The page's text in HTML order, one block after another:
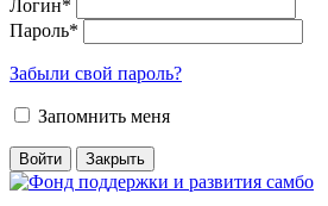
Логин*
Пароль*
Забыли свой пароль?
Запомнить меня